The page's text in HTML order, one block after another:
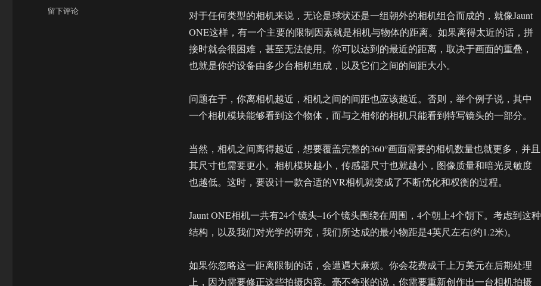
对于任何类型的相机来说，无论是球状还是一组朝外的相机组合而成的，就像Jaunt
ONE这样，有一个主要的限制因素就是相机与物体的距离。如果离得太近的话，拼
接时就会很困难，甚至无法使用。你可以达到的最近的距离，取决于画面的重叠，
也就是你的设备由多少台相机组成，以及它们之间的间距大小。
问题在于，你离相机越近，相机之间的间距也应该越近。否则，举个例子说，其中
一个相机模块能够看到这个物体，而与之相邻的相机只能看到特写镜头的一部分。
当然，相机之间离得越近，想要覆盖完整的360°画面需要的相机数量也就更多，并且
其尺寸也需要更小。相机模块越小，传感器尺寸也就越小，图像质量和暗光灵敏度
也越低。这时，要设计一款合适的VR相机就变成了不断优化和权衡的过程。
Jaunt ONE相机一共有24个镜头–16个镜头围绕在周围，4个朝上4个朝下。考虑到这种
结构，以及我们对光学的研究，我们所达成的最小物距是4英尺左右(约1.2米)。
如果你忽略这一距离限制的话，会遭遇大麻烦。你会花费成千上万美元在后期处理
上，因为需要修正这些拍摄内容。毫不夸张的说，你需要重新创作出一台相机拍摄
于
留下评论